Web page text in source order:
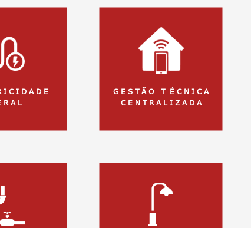
I C I D A D E
R A L
G E S T Ã O T É C N I C A
C E N T R A L I Z A D A